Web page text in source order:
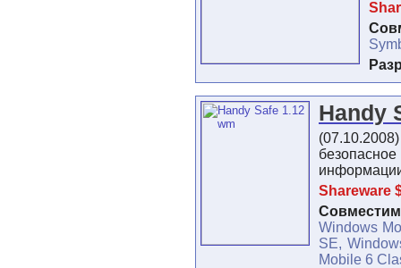
Handy
Shareware
Windows
SE,
Mobile 6